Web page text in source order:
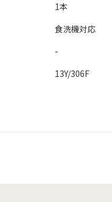
1本
食洗機対応
-
13Y/306F